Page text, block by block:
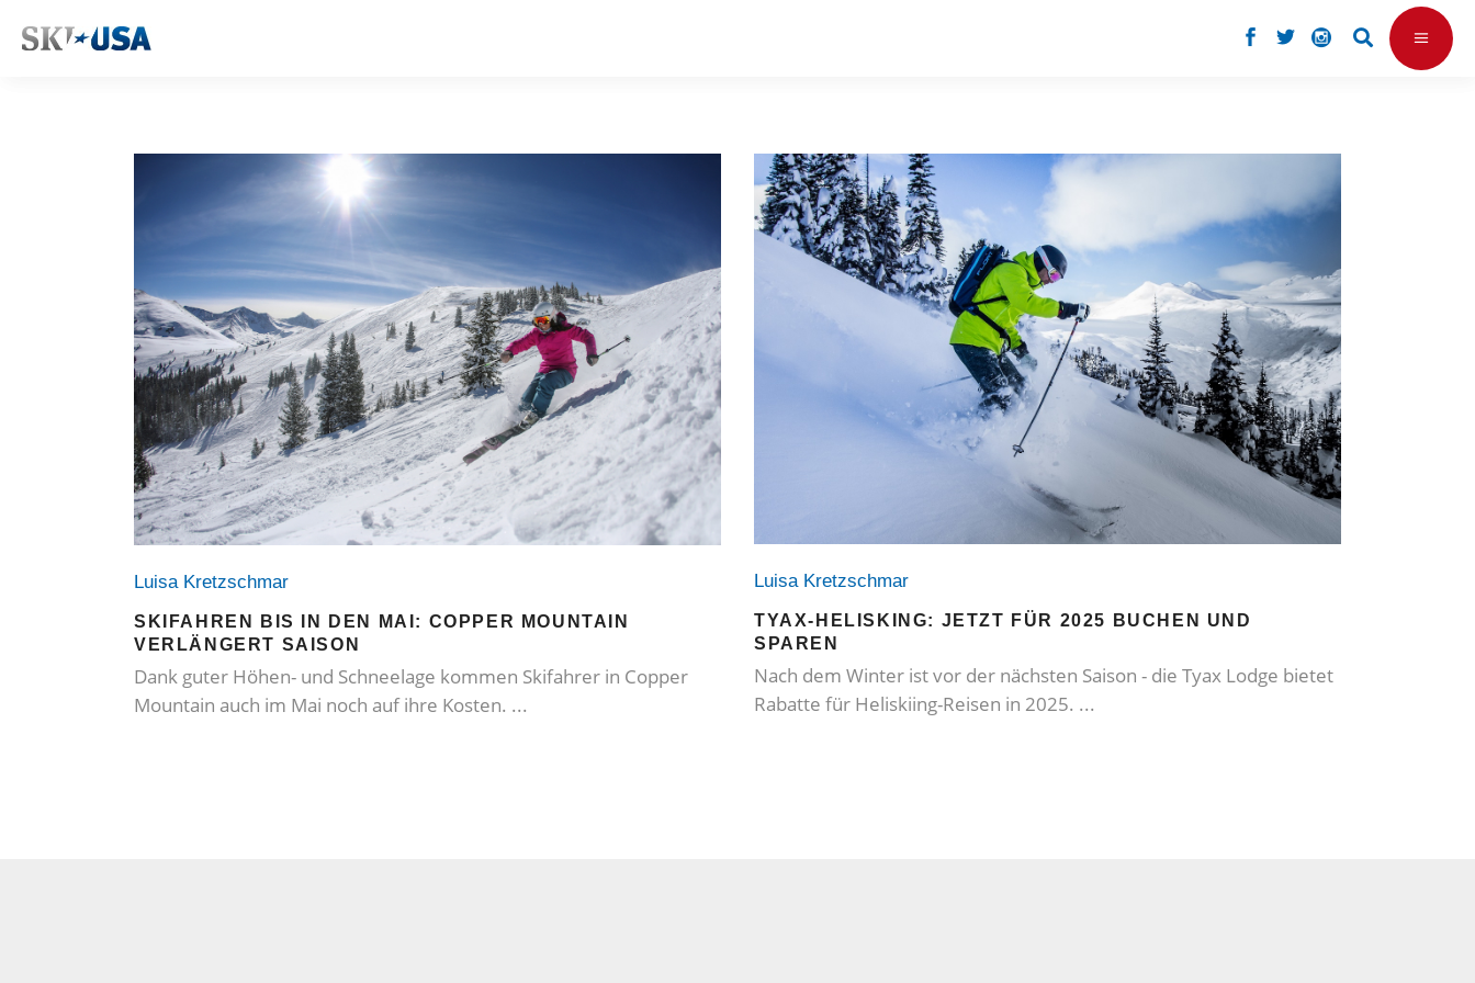
Luisa Kretzschmar
SKIFAHREN BIS IN DEN MAI: COPPER MOUNTAIN
VERLÄNGERT SAISON
Dank guter Höhen- und Schneelage kommen Skifahrer in Copper
Mountain auch im Mai noch auf ihre Kosten.
Luisa Kretzschmar
TYAX-HELISKING: JETZT FÜR 2025 BUCHEN UND
SPAREN
Nach dem Winter ist vor der nächsten Saison - die Tyax Lodge bietet
Rabatte für Heliskiing-Reisen in 2025.